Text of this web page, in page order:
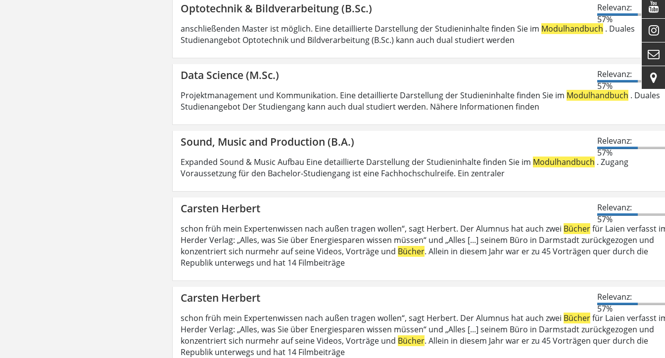
Optotechnik & Bildverarbeitung (B.Sc.)
Relevanz:
57%
anschließenden Master ist möglich. Eine detaillierte Darstellung der Studieninhalte finden Sie im Modulhandbuch . Duales
Studienangebot Optotechnik und Bildverarbeitung (B.Sc.) kann auch dual studiert werden
Data Science (M.Sc.)
Relevanz:
57%
Projektmanagement und Kommunikation. Eine detaillierte Darstellung der Studieninhalte finden Sie im Modulhandbuch . Duales
Studienangebot Der Studiengang kann auch dual studiert werden. Nähere Informationen finden
Sound, Music and Production (B.A.)
Relevanz:
57%
Expanded Sound & Music Aufbau Eine detaillierte Darstellung der Studieninhalte finden Sie im Modulhandbuch . Zugang
Voraussetzung für den Bachelor-Studiengang ist eine Fachhochschulreife. Ein zentraler
Carsten Herbert
Relevanz:
57%
schon früh mein Expertenwissen nach außen tragen wollen“, sagt Herbert. Der Alumnus hat auch zwei Bücherfür Laien verfasst
Herder Verlag: „Alles, was Sie über Energiesparen wissen müssen“ und „Alles [...] seinem Büro in Darmstadt zurückgezogen und
konzentriert sich nurmehr auf seine Videos, Vorträge und Bücher. Allein in diesem Jahr war er zu 45 Vorträgen quer durch die
Republik unterwegs und hat 14 Filmbeiträge
Carsten Herbert
Relevanz:
57%
schon früh mein Expertenwissen nach außen tragen wollen“, sagt Herbert. Der Alumnus hat auch zwei Bücherfür Laien verfasst
Herder Verlag: „Alles, was Sie über Energiesparen wissen müssen“ und „Alles [...] seinem Büro in Darmstadt zurückgezogen und
konzentriert sich nurmehr auf seine Videos, Vorträge und Bücher. Allein in diesem Jahr war er zu 45 Vorträgen quer durch die
Republik unterwegs und hat 14 Filmbeiträge



